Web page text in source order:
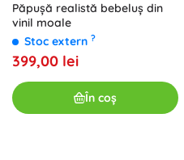
Păpușă realistă bebeluș din
vinil moale
Stoc extern ?
399,00 lei
În coș